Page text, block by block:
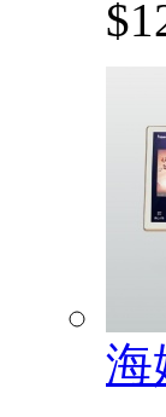
海